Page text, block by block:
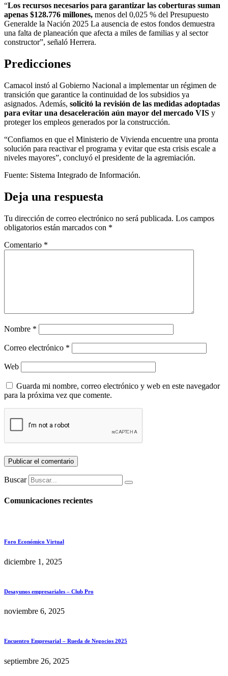
“Los recursos necesarios para garantizar las coberturas suman
apenas $128.776 millones, menos del 0,025 % del Presupuesto
Generalde la Nación 2025 La ausencia de estos fondos demuestra
una falta de planeación que afecta a miles de familias y al sector
constructor”, señaló Herrera.
Predicciones
Camacol instó al Gobierno Nacional a implementar un régimen de
transición que garantice la continuidad de los subsidios ya
asignados. Además, solicitó la revisión de las medidas adoptadas
para evitar una desaceleración aún mayor del mercado VIS y
proteger los empleos generados por la construcción.
“Confiamos en que el Ministerio de Vivienda encuentre una pronta
solución para reactivar el programa y evitar que esta crisis escale a
niveles mayores”, concluyó el presidente de la agremiación.
Fuente: Sistema Integrado de Información.
Deja una respuesta
Tu dirección de correo electrónico no será publicada. Los campos
obligatorios están marcados con *
Comentario *
Nombre *
Correo electrónico *
Web
Guarda mi nombre, correo electrónico y web en este navegador
para la próxima vez que comente.
Buscar
Comunicaciones recientes
Foro Económico Virtual
diciembre 1, 2025
Desayunos empresariales – Club Pro
noviembre 6, 2025
Encuentro Empresarial – Rueda de Negocios 2025
septiembre 26, 2025